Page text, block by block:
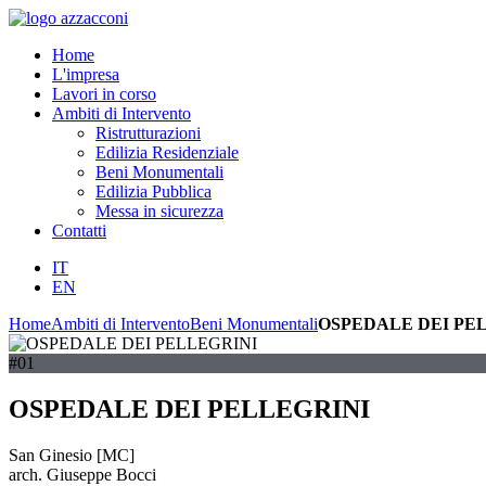
Home
L'impresa
Lavori in corso
Ambiti di Intervento
Ristrutturazioni
Edilizia Residenziale
Beni Monumentali
Edilizia Pubblica
Messa in sicurezza
Contatti
IT
EN
HomeAmbiti di InterventoBeni MonumentaliOSPEDALE DEI
#01
OSPEDALE DEI PELLEGRINI
San Ginesio [MC]
arch. Giuseppe Bocci